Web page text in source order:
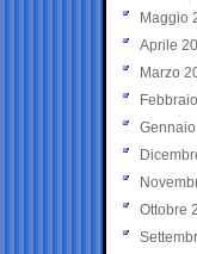
Maggio
Aprile
Marzo
Ottobre